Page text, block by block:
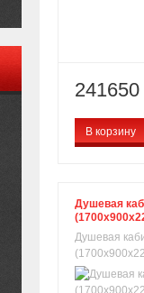
В корзину
Душевая
Душевая